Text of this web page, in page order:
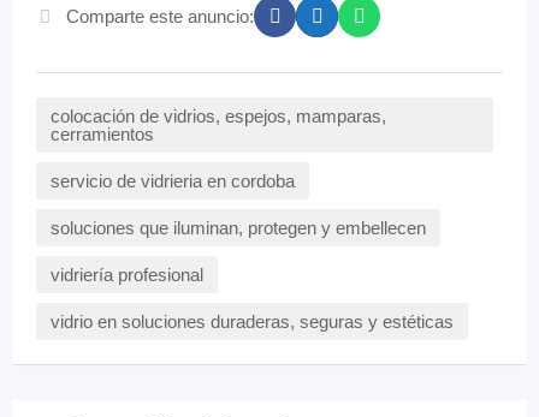
Comparte este anuncio:
colocación de vidrios, espejos, mamparas,
cerramientos
servicio de vidrieria en cordoba
soluciones que iluminan, protegen y embellecen
vidriería profesional
vidrio en soluciones duraderas, seguras y estéticas